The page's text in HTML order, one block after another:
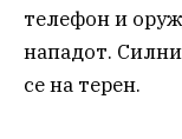
телефон и
нападот.
се на терен.